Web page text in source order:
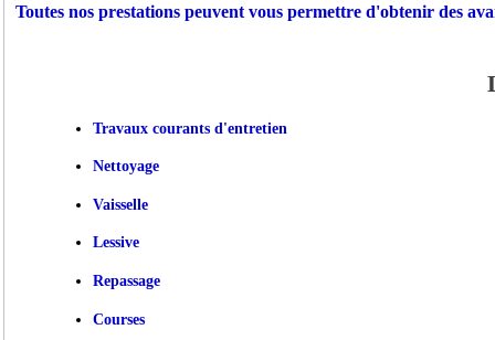
Toutes nos prestations peuvent vous permettre d'obtenir des
Travaux courants d'entretien
Nettoyage
Vaisselle
Lessive
Repassage
Courses